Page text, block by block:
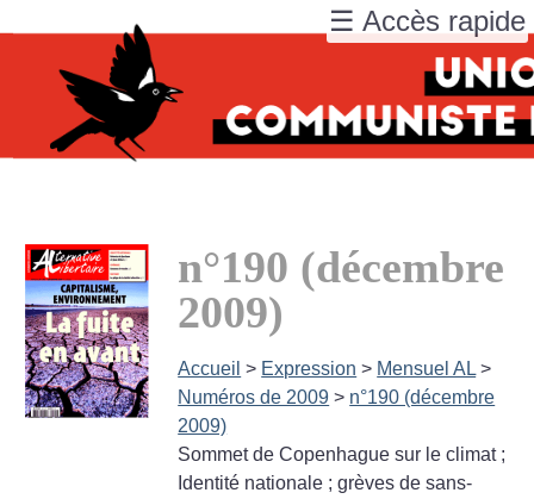
n°190 (décembre
2009)
Accueil > Expression > Mensuel AL >
Numéros de 2009 > n°190 (décembre
2009)
Sommet de Copenhague sur le climat ;
Identité nationale ; grèves de sans-
☰ Accès rapide